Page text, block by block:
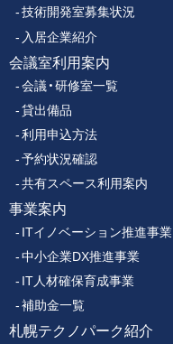
ニ
ュ
ー
技術開発室募集状況
入居企業紹介
会議室利用案内
会議・研修室一覧
貸出備品
利用申込方法
予約状況確認
共有スペース利用案内
事業案内
ITイノベーション推進事業
中小企業DX推進事業
IT人材確保育成事業
補助金一覧
札幌テクノパーク紹介